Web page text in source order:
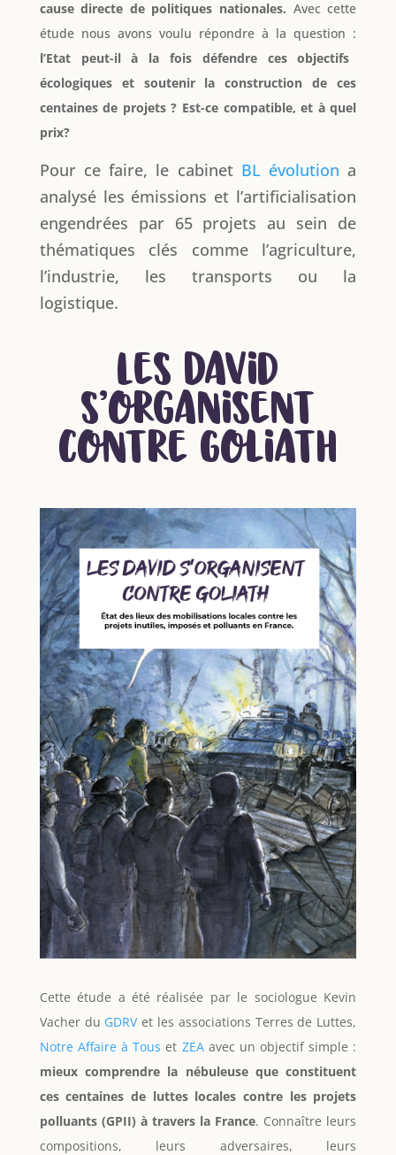
cause directe de politiques nationales. Avec cette
étude nous avons voulu répondre à la question :
l’Etat peut-il à la fois défendre ces objectifs
écologiques et soutenir la construction de ces
centaines de projets ? Est-ce compatible, et à quel
prix?
Pour ce faire, le cabinet BL évolution a
analysé les émissions et l’artificialisation
engendrées par 65 projets au sein de
thématiques clés comme l’agriculture,
l’industrie, les transports ou la
logistique.
Les David
s’organisent
contre Goliath
Cette étude a été réalisée par le sociologue Kevin
Vacher du GDRVet les associations Terres de Luttes,
Notre Affaire à Tous et ZEAavec un objectif simple :
mieux comprendre la nébuleuse que constituent
ces centaines de luttes locales contre les projets
polluants (GPII) à travers la France. Connaître leurs
compositions, leurs adversaires, leurs